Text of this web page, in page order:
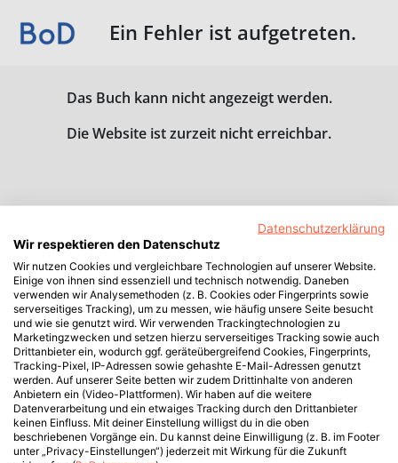
Ein Fehler ist aufgetreten.
Das Buch kann nicht angezeigt werden.
Die Website ist zurzeit nicht erreichbar.
Datenschutzerklärung
Wir respektieren den Datenschutz
Wir nutzen Cookies und vergleichbare Technologien auf unserer Website.
Einige von ihnen sind essenziell und technisch notwendig. Daneben
verwenden wir Analysemethoden (z. B. Cookies oder Fingerprints sowie
serverseitiges Tracking), um zu messen, wie häufig unsere Seite besucht
und wie sie genutzt wird. Wir verwenden Trackingtechnologien zu
Marketingzwecken und setzen hierzu serverseitiges Tracking sowie auch
Drittanbieter ein, wodurch ggf. geräteübergreifend Cookies, Fingerprints,
Tracking-Pixel, IP-Adressen sowie gehashte E-Mail-Adressen genutzt
werden. Auf unserer Seite betten wir zudem Drittinhalte von anderen
Anbietern ein (Video-Plattformen). Wir haben auf die weitere
Datenverarbeitung und ein etwaiges Tracking durch den Drittanbieter
keinen Einfluss. Mit deiner Einstellung willigst du in die oben
beschriebenen Vorgänge ein. Du kannst deine Einwilligung (z. B. im Footer
unter „Privacy-Einstellungen“) jederzeit mit Wirkung für die Zukunft